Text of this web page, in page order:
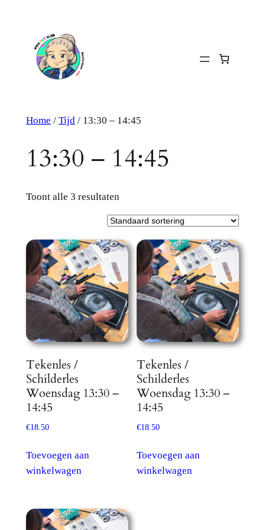
Home / Tijd/ 13:30 – 14:45
13:30 – 14:45
Toont alle 3 resultaten
Tekenles /
Schilderles
Woensdag 13:30 –
14:45
€18.50
Toevoegen aan
winkelwagen
Tekenles /
Schilderles
Woensdag 13:30 –
14:45
€18.50
Toevoegen aan
winkelwagen